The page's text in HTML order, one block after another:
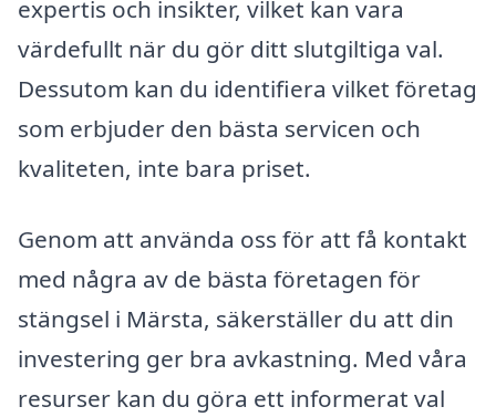
expertis och insikter, vilket kan vara
värdefullt när du gör ditt slutgiltiga val.
Dessutom kan du identifiera vilket företag
som erbjuder den bästa servicen och
kvaliteten, inte bara priset.
Genom att använda oss för att få kontakt
med några av de bästa företagen för
stängsel i Märsta, säkerställer du att din
investering ger bra avkastning. Med våra
resurser kan du göra ett informerat val